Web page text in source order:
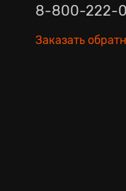
8-800-222-
Заказать